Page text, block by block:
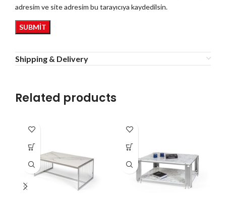
adresim ve site adresim bu tarayıcıya kaydedilsin.
Shipping & Delivery
Related products